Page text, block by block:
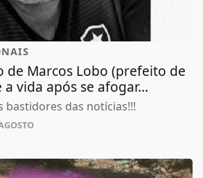
de Marcos Lobo (prefeito de
a vida após se afogar...
bastidores das notícias!!!